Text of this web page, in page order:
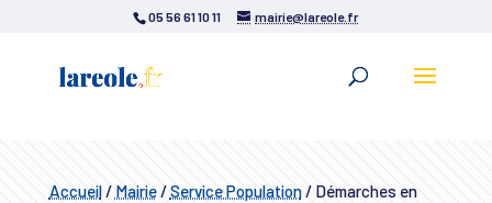
05 56 61 10 11 mairie@lareole.fr
Accueil/ Mairie/Service Population/Démarches en